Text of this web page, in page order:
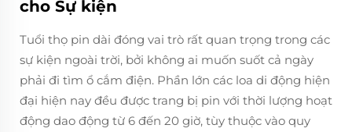
cho Sự kiện
Tuổi thọ pin dài đóng vai trò rất quan trọng trong các
sự kiện ngoài trời, bởi không ai muốn suốt cả ngày
phải đi tìm ổ cắm điện. Phần lớn các loa di động hiện
đại hiện nay đều được trang bị pin với thời lượng hoạt
động dao động từ 6 đến 20 giờ, tùy thuộc vào quy